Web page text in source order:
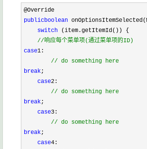
@Override
publicboolean
switch (item.getItemId()) {
//响应每个菜单项(通过菜单项的ID)
case1 :
// do something here
break;
case2 :
// do something here
break;
case3 :
// do something here
break;
case4 :